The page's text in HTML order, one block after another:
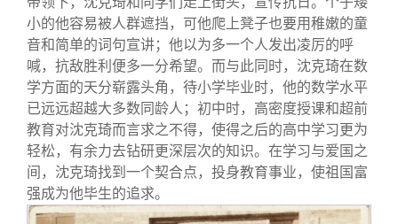
小的他容易被人群遮挡，可他爬上凳子也要用稚嫩的童
音和简单的词句宣讲；他以为多一个人发出凌厉的呼
喊，抗敌胜利便多一分希望。而与此同时，沈克琦在数
学方面的天分崭露头角，待小学毕业时，他的数学水平
已远远超越大多数同龄人；初中时，高密度授课和超前
教育对沈克琦而言求之不得，使得之后的高中学习更为
轻松，有余力去钻研更深层次的知识。在学习与爱国之
间，沈克琦找到一个契合点，投身教育事业，使祖国富
强成为他毕生的追求。